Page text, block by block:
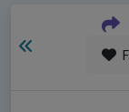
caso concreto,
necesidades del